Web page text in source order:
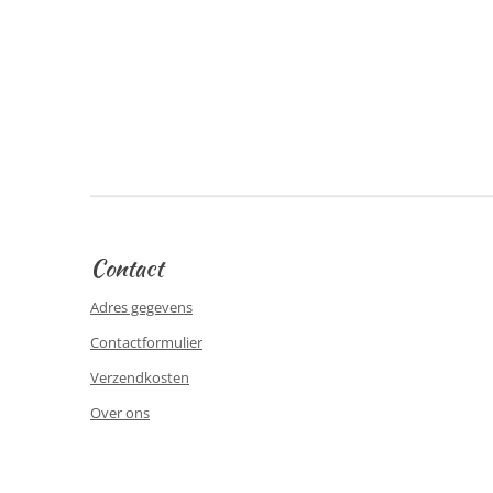
Contact
Adres gegevens
Contactformulier
Verzendkosten
Over ons